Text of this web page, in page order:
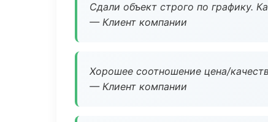
Сдали объект строго по графику.
— Клиент компании
Хорошее соотношение цена/
— Клиент компании